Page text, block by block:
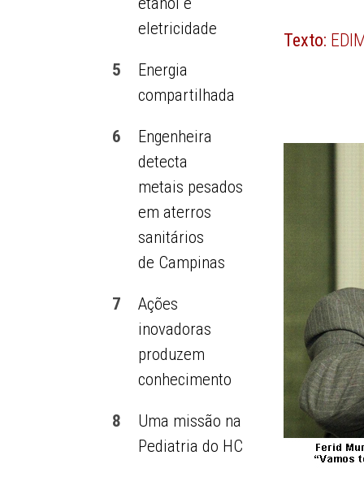
eletricidade
5
Energia
compartilhada
6
Engenheira
detecta
metais pesados
em aterros
sanitários
de Campinas
7
Ações
inovadoras
produzem
conhecimento
8
Uma missão na
Pediatria do HC
Texto: